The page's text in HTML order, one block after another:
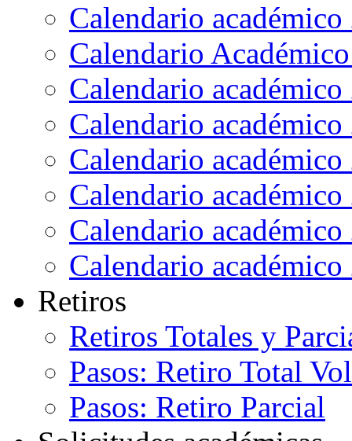
Calendario académico
Calendario
Calendario académico
Calendario académico
Calendario académico
Calendario académico
Calendario académico
Calendario académico
Retiros
Retiros Totales y
Pasos: Retiro Total
Pasos: Retiro Parcial